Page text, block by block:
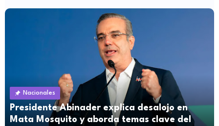
Nacionales
Presidente Abinader explica desalojo en
Mata Mosquito y aborda temas clave del